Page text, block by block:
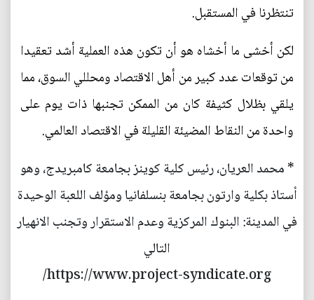
تنتظرنا في المستقبل.
لكن أخشى ما أخشاه هو أن تكون هذه العملية أشد تعقيدا
من توقعات عدد كبير من أهل الاقتصاد ومحللي السوق، مما
يلقي بظلال كثيفة كان من الممكن تجنبها ذات يوم على
واحدة من النقاط المضيئة القليلة في الاقتصاد العالمي.
* محمد العريان، رئيس كلية كوينز بجامعة كامبريدج، وهو
أستاذ بكلية وارتون بجامعة بنسلفانيا ومؤلف اللعبة الوحيدة
في المدينة: البنوك المركزية وعدم الاستقرار وتجنب الانهيار
التالي
https://www.project-syndicate.org/